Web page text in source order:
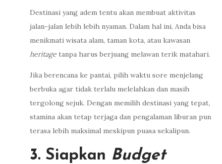
Destinasi yang adem tentu akan membuat aktivitas
jalan-jalan lebih lebih nyaman. Dalam hal ini, Anda bisa
menikmati wisata alam, taman kota, atau kawasan
heritage tanpa harus berjuang melawan terik matahari.
Jika berencana ke pantai, pilih waktu sore menjelang
berbuka agar tidak terlalu melelahkan dan masih
tergolong sejuk. Dengan memilih destinasi yang tepat,
stamina akan tetap terjaga dan pengalaman liburan pun
terasa lebih maksimal meskipun puasa sekalipun.
3. Siapkan Budget